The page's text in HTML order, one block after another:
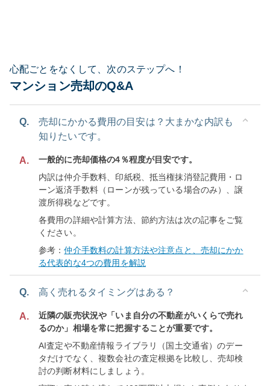
心配ごとをなくして、次のステップへ！
マンション売却のQ&A
Q.
売却にかかる費用の目安は？大まかな内訳も
知りたいです。
A.
一般的に売却価格の4％程度が目安です。
内訳は仲介手数料、印紙税、抵当権抹消登記費用・ロ
ーン返済手数料（ローンが残っている場合のみ）、譲
渡所得税などです。
各費用の詳細や計算方法、節約方法は次の記事をご覧
ください。
参考：仲介手数料の計算方法や注意点と、売却にかか
る代表的な4つの費用を解説
Q. 高く売れるタイミングはある？
A.
近隣の販売状況や「いま自分の不動産がいくらで売れ
るのか」相場を常に把握することが重要です。
AI査定や不動産情報ライブラリ（国土交通省）のデー
タだけでなく、複数会社の査定根拠を比較し、売却検
討の判断材料にしましょう。